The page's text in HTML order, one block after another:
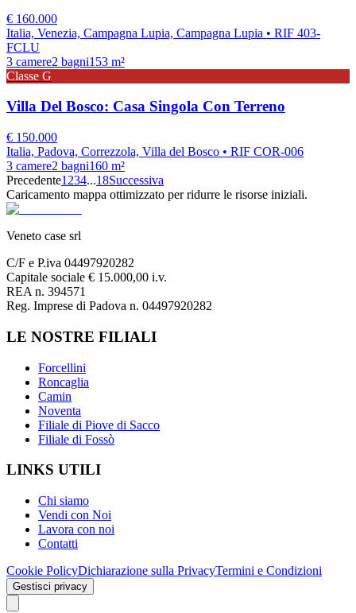
€ 160.000
Italia, Venezia, Campagna Lupia, Campagna Lupia • RIF 403-
FCLU
3 camere2 bagni153 m²
Classe G
Villa Del Bosco: Casa Singola Con Terreno
€ 150.000
Italia, Padova, Correzzola, Villa del Bosco • RIF COR-006
3 camere2 bagni160 m²
Precedente1 234...18Successiva
Caricamento mappa ottimizzato per ridurre le risorse iniziali.
Veneto case srl
C/F e P.iva 04497920282
Capitale sociale € 15.000,00 i.v.
REA n. 394571
Reg. Imprese di Padova n. 04497920282
LE NOSTRE FILIALI
Forcellini
Roncaglia
Camin
Noventa
Filiale di Piove di Sacco
Filiale di Fossò
LINKS UTILI
Chi siamo
Vendi con Noi
Lavora con noi
Contatti
Cookie PolicyDichiarazione sulla PrivacyTermini e Condizioni
Gestisci privacy